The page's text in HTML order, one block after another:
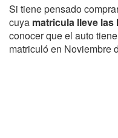
Si tiene pensado
cuya matricula lleve las
conocer que el auto
matriculó en Noviembre